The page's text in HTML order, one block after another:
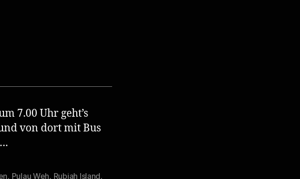
7.00 Uhr geht’s
von dort mit Bus
, Pulau Weh, Rubiah Island,